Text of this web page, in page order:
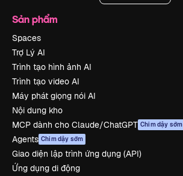
Sản phẩm
Spaces
Trợ Lý AI
Trình tạo hình ảnh AI
Trình tạo video AI
Máy phát giọng nói AI
Nội dung kho
MCP dành cho Claude/ChatGPT Chim dậy sớm
Agents Chim dậy sớm
Giao diện lập trình ứng dụng (API)
Ứng dụng di động